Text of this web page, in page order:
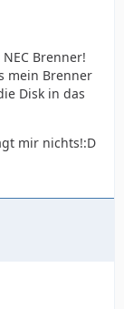
Brenner!
mein Brenner
Disk in das
mir nichts!:D